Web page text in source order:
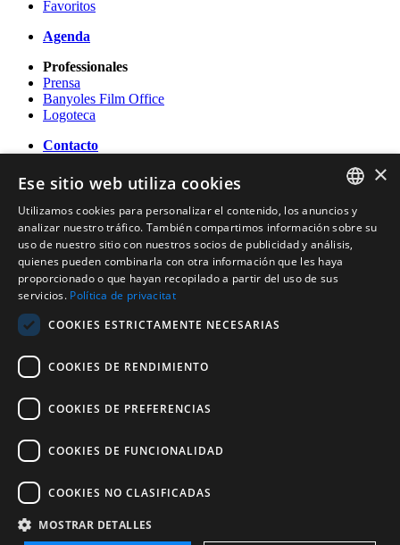
Favoritos
Agenda
Professionales
Prensa
Banyoles Film Office
Logoteca
Contacto
OFICINA DE TURISMO DE BANYOLES
Passeig Darder - Pesquera núm. 10
17820 Banyoles (Girona)
Tel. (0034) 972 583 470
turisme@ajbanyoles.org
whatsapp 690 853 395
Síguenos
Con el soporte de:
CATALAN
ENGLISH
FRENCH
×
Ese sitio web utiliza cookies
Utilizamos cookies para personalizar el contenido, los anuncios y
analizar nuestro tráfico. También compartimos información sobre su
uso de nuestro sitio con nuestros socios de publicidad y análisis,
quienes pueden combinarla con otra información que les haya
proporcionado o que hayan recopilado a partir del uso de sus
servicios. Política de privacitat
COOKIES ESTRICTAMENTE NECESARIAS
COOKIES DE RENDIMIENTO
COOKIES DE PREFERENCIAS
COOKIES DE FUNCIONALIDAD
COOKIES NO CLASIFICADAS
MOSTRAR DETALLES